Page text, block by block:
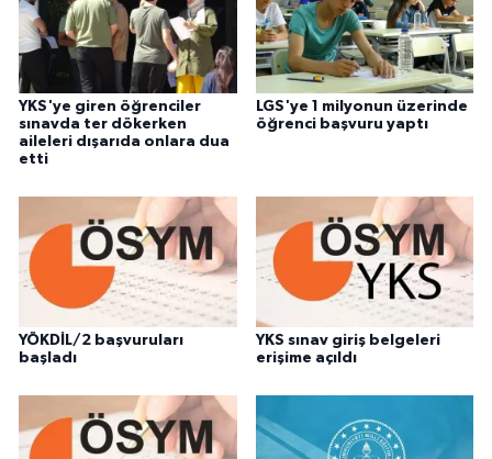
YKS'ye giren öğrenciler
sınavda ter dökerken
aileleri dışarıda onlara dua
etti
LGS'ye 1 milyonun üzerinde
öğrenci başvuru yaptı
YÖKDİL/2 başvuruları
başladı
YKS sınav giriş belgeleri
erişime açıldı